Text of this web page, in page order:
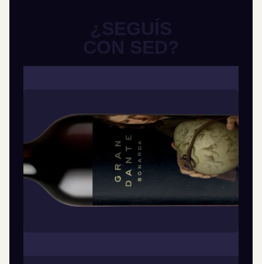
¿SEGUÍS
CON SED?